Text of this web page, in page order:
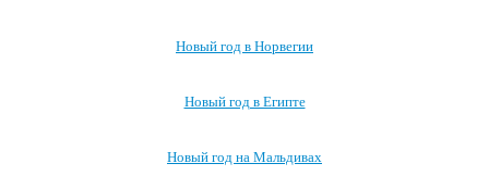
Новый год в Норвегии
Новый год в Египте
Новый год на Мальдивах